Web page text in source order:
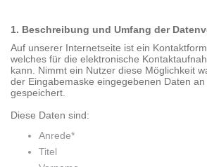
1. Beschreibung und Umfang der
Auf unserer Internetseite ist ein
welches für die elektronische
kann. Nimmt ein Nutzer diese Möglichkeit
der Eingabemaske eingegebenen Daten
gespeichert.
Diese Daten sind:
Anrede*
Titel